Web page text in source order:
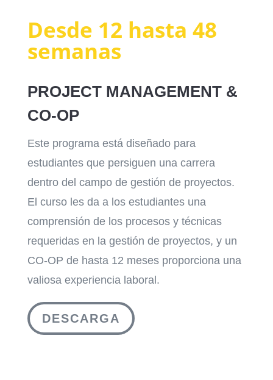
Desde 12 hasta 48
semanas
PROJECT MANAGEMENT &
CO-OP
Este programa está diseñado para
estudiantes que persiguen una carrera
dentro del campo de gestión de proyectos.
El curso les da a los estudiantes una
comprensión de los procesos y técnicas
requeridas en la gestión de proyectos, y un
CO-OP de hasta 12 meses proporciona una
valiosa experiencia laboral.
DESCARGA